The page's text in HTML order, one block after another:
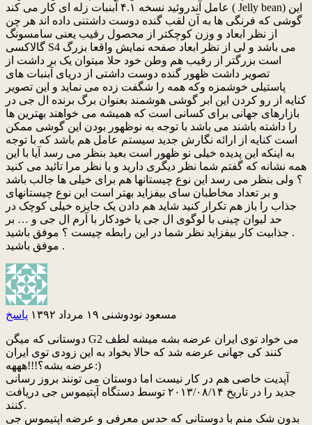
عامل آندروئید نسخه ۴.۱ آبنبات زله ای کار می کند ( Jelly bean) این
گوشی که فرنگی ها به آن لقب گنده دوست داشتنی داده اند هر چن
از نظر ابعاد و وزن کوچکتر از محصول رقیب یعنی سامسونگ
گالاکسی S4 می باشد و لی از نظر ابعاد صفحه نمایش واقعا بزرگ
است بزرگتر از رقیب هم وطن خود حلا میتوان یک بر داشت از
تصویر داشت ظهور گنده دوست داشتی از دریای آبنبات های
پاستیلی خوشمزه وکه همه را شگفت زده می نماید و این تصویر
کنایه از رو کردن این ابر گوشی هوشمند بعنوان برگ برنده ال جی در
بازارهای جهانی برای کسانی است که همیشه می خواهند بهترین ها
را داشته باشند می باشد با توجه به نوظهور بودن این گوشی ممکن
است کنایه از ارائه نگارش جدید سیستم عامل هم باشد که با توجه
به اینکه این پدیده خیلی نو ظهور است بعید بنظر می رسد آیا با این
همه نشانه که گفتم شما نظر دیگری دارید و یا نظر مرا تائید می کنید
؟ ولی بنظر می رسد این نوع چیستانها هم برای خیلی ها جالب باشد
و بر تعداد مخاطبان سای بیفزاید بهتر است این نوع چیستانهای
جذاب را باز هم تکرار کنید شاید هم دادن یک جایزه خیلی کوچک در
حد لیوان چینی با لوگوی ال جی یا خودکار با آرم ال جی و … بر
جذابیت کار بیفزاید نظر شما در این رابطه چیست ؟ موفق باشید .
موفق باشید .
مسعود نودوشنی ۱۹ مرداد ۱۳۹۲ پاسخ
دوستانی که میگن G2 می خواد توی ایران عرضه بشه میشه لطف
کنند کی جهانی عرضه شد که حالا بخواد به این زودی توی ایران
عرضه بشه؟!!!هههه:)
آپدیت خاصی هم در کار نیست اما دوستان می تونند بروز رسانی
جدید را در تاریخ ۲۰۱۳/۰۸/۱۴ توسط دستگاه آپتیموس جی دریافت
کنند.
بدون شک منم با دوستانی که حدس معرفی و عرضه اپتیموس جی